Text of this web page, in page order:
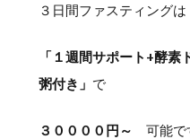
３日間ファスティングは
「１週間サポート+酵
粥付き」 で
３００００円～ 可能で